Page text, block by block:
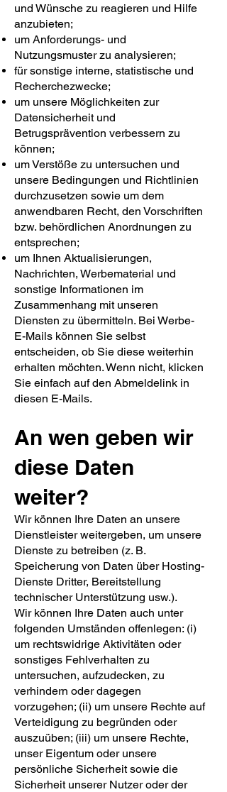
und Wünsche zu reagieren und Hilfe
anzubieten;
um Anforderungs- und
Nutzungsmuster zu analysieren;
für sonstige interne, statistische und
Recherchezwecke;
um unsere Möglichkeiten zur
Datensicherheit und
Betrugsprävention verbessern zu
können;
um Verstöße zu untersuchen und
unsere Bedingungen und Richtlinien
durchzusetzen sowie um dem
anwendbaren Recht, den Vorschriften
bzw. behördlichen Anordnungen zu
entsprechen;
um Ihnen Aktualisierungen,
Nachrichten, Werbematerial und
sonstige Informationen im
Zusammenhang mit unseren
Diensten zu übermitteln. Bei Werbe-
E-Mails können Sie selbst
entscheiden, ob Sie diese weiterhin
erhalten möchten. Wenn nicht, klicken
Sie einfach auf den Abmeldelink in
diesen E-Mails.
An wen geben wir
diese Daten
weiter?
Wir können Ihre Daten an unsere
Dienstleister weitergeben, um unsere
Dienste zu betreiben (z. B.
Speicherung von Daten über Hosting-
Dienste Dritter, Bereitstellung
technischer Unterstützung usw.).
Wir können Ihre Daten auch unter
folgenden Umständen offenlegen: (i)
um rechtswidrige Aktivitäten oder
sonstiges Fehlverhalten zu
untersuchen, aufzudecken, zu
verhindern oder dagegen
vorzugehen; (ii) um unsere Rechte auf
Verteidigung zu begründen oder
auszuüben; (iii) um unsere Rechte,
unser Eigentum oder unsere
persönliche Sicherheit sowie die
Sicherheit unserer Nutzer oder der